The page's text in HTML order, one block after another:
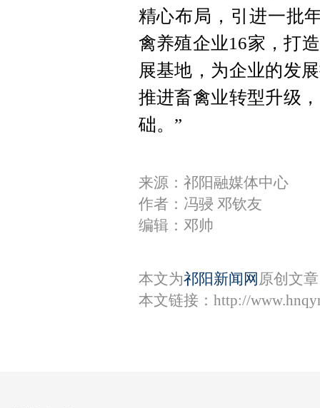
精心布局，引进一批
禽养殖企业16家，打
展基地，为企业的发
推进畜禽业转型升级
础。”
来源：祁阳融媒体中心
作者：冯骎 邓钦友
编辑：邓帅
本文为祁阳新闻网 原创文
本文链接： http://